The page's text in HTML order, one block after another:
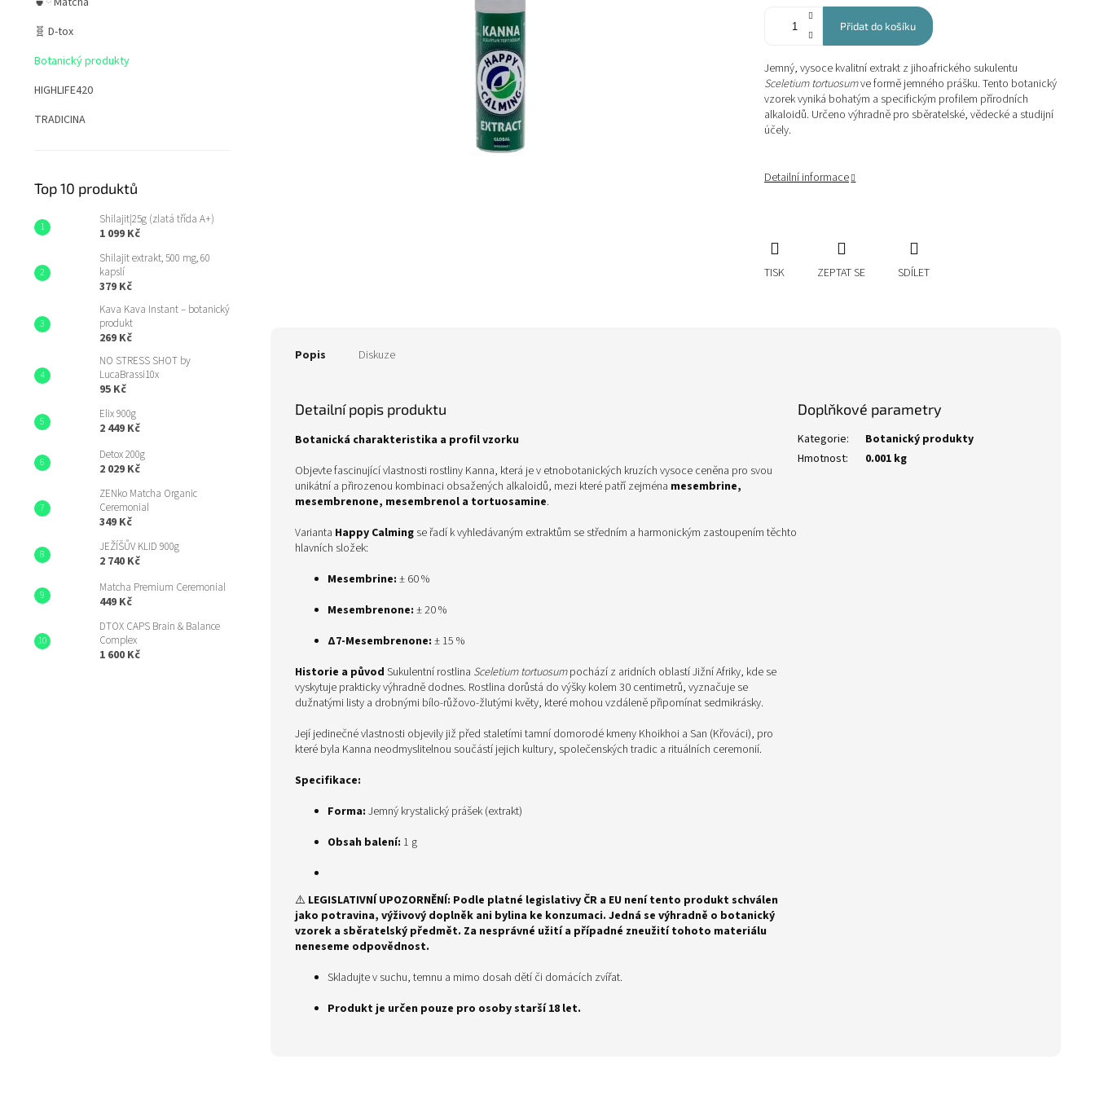
p
a
e
🧬 D-tox
Botanický produkty
HIGHLIFE420
TRADICINA
Top 10 produktů
Shilajit|25g (zlatá třída A+)
1 099 Kč
Shilajit extrakt, 500 mg, 60
kapslí
379 Kč
Kava Kava Instant – botanický
produkt
269 Kč
NO STRESS SHOT by
LucaBrassi10x
95 Kč
Elix 900g
2 449 Kč
Detox 200g
2 029 Kč
ZENko Matcha Organic
Ceremonial
349 Kč
JEŽÍŠŮV KLID 900g
2 740 Kč
Matcha Premium Ceremonial
449 Kč
DTOX CAPS Brain & Balance
Complex
1 600 Kč
Přidat do košíku
Jemný, vysoce kvalitní extrakt z jihoafrického sukulentu
Sceletium tortuosumve formě jemného prášku. Tento botanický
vzorek vyniká bohatým a specifickým profilem přírodních
alkaloidů. Určeno výhradně pro sběratelské, vědecké a studijní
účely.
Detailní informace
TISK ZEPTAT SE SDÍLET
Popis Diskuze
Detailní popis produktu
Botanická charakteristika a profil vzorku
Objevte fascinující vlastnosti rostliny Kanna, která je v etnobotanických kruzích vysoce ceněna pro svou
unikátní a přirozenou kombinaci obsažených alkaloidů, mezi které patří zejména mesembrine,
mesembrenone, mesembrenol a tortuosamine.
Varianta Happy Calming se řadí k vyhledávaným extraktům se středním a harmonickým zastoupením těchto
hlavních složek:
Mesembrine: ± 60 %
Mesembrenone: ± 20 %
Δ7-Mesembrenone: ± 15 %
Historie a původ Sukulentní rostlina Sceletium tortuosumpochází z aridních oblastí Jižní Afriky, kde se
vyskytuje prakticky výhradně dodnes. Rostlina dorůstá do výšky kolem 30 centimetrů, vyznačuje se
dužnatými listy a drobnými bílo-růžovo-žlutými květy, které mohou vzdáleně připomínat sedmikrásky.
Její jedinečné vlastnosti objevily již před staletími tamní domorodé kmeny Khoikhoi a San (Křováci), pro
které byla Kanna neodmyslitelnou součástí jejich kultury, společenských tradic a rituálních ceremonií.
Specifikace:
Forma: Jemný krystalický prášek (extrakt)
Obsah balení: 1 g
⚠️ LEGISLATIVNÍ UPOZORNĚNÍ: Podle platné legislativy ČR a EU není tento produkt schválen
jako potravina, výživový doplněk ani bylina ke konzumaci. Jedná se výhradně o botanický
vzorek a sběratelský předmět. Za nesprávné užití a případné zneužití tohoto materiálu
neneseme odpovědnost.
Skladujte v suchu, temnu a mimo dosah dětí či domácích zvířat.
Produkt je určen pouze pro osoby starší 18 let.
Doplňkové parametry
Kategorie:
Botanický produkty
Hmotnost: 0.001 kg